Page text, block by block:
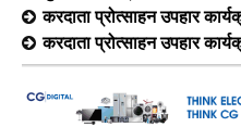
करदाता प्रोत्साहन उपहार
करदाता प्रोत्साहन उपहार